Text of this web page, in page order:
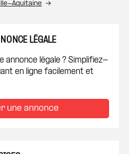
Aquitaine
LÉGALE
annonce légale ? Simplifiez-
en ligne facilement et
une annonce